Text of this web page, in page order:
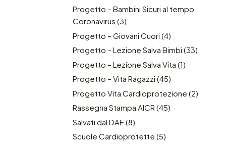
Progetto – Bambini Sicuri al tempo
Coronavirus (3)
Progetto – Giovani Cuori (4)
Progetto – Lezione Salva Bimbi (33)
Progetto – Lezione Salva Vita (1)
Progetto – Vita Ragazzi (45)
Progetto Vita Cardioprotezione (2)
Rassegna Stampa AICR (45)
Salvati dal DAE (8)
Scuole Cardioprotette (5)